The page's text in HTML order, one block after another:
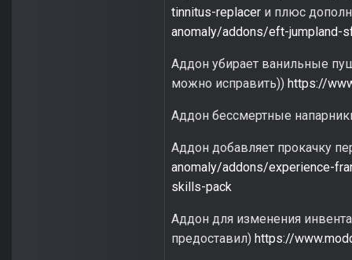
tinnitus-replacer и плюс
anomaly/addons/eft-jumpland-
Аддон убирает ванильные
можно исправить)) https://
Аддон бессмертные
Аддон добавляет прокачку
anomaly/addons/experience-
skills-pack
Аддон для изменения
предоставил) https://